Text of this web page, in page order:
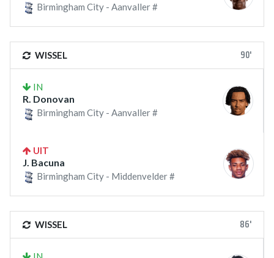
Birmingham City - Aanvaller #
WISSEL 90'
IN
R. Donovan
Birmingham City - Aanvaller #
UIT
J. Bacuna
Birmingham City - Middenvelder #
WISSEL 86'